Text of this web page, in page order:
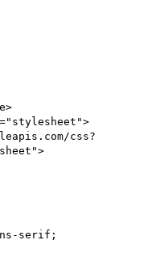
css?
serif;